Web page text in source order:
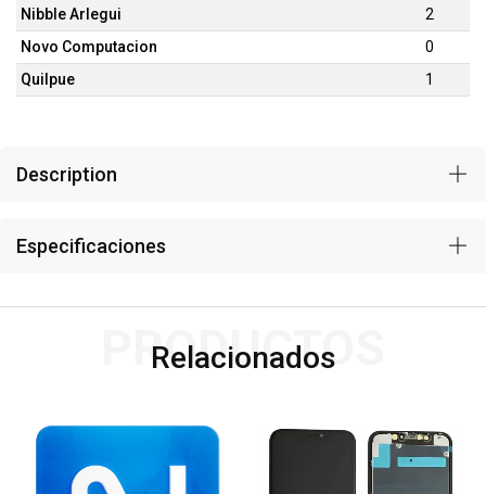
Nibble Arlegui
2
Novo Computacion
0
Quilpue
1
Description
Especificaciones
Relacionados
PRODUCTOS